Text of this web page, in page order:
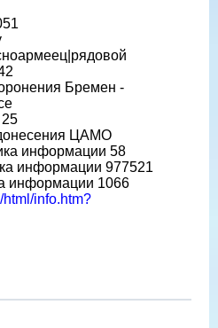
Бремен -
ЦАМО
информации 58
информации 977521
информации 1066
html/info.htm?